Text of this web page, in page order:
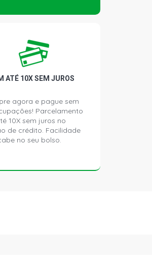
(1997 -
(1997 -
(1997 -
(1999 -
ATÉ 10X SEM JUROS
agora e pague sem
Parcelamento
10X sem juros no
de crédito. Facilidade
no seu bolso.